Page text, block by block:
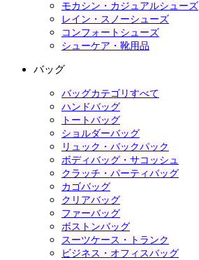
モカシン・カジュアルシューズ
レイン・スノーシューズ
コンフォートシューズ
シューケア・靴用品
バッグ
バッグカテゴリすべて
ハンドバッグ
トートバッグ
ショルダーバッグ
リュック・バックパック
ボディバッグ・サコッシュ
クラッチ・パーティバッグ
カゴバッグ
クリアバッグ
ファーバッグ
ボストンバッグ
スーツケース・トランク
ビジネス・オフィスバッグ